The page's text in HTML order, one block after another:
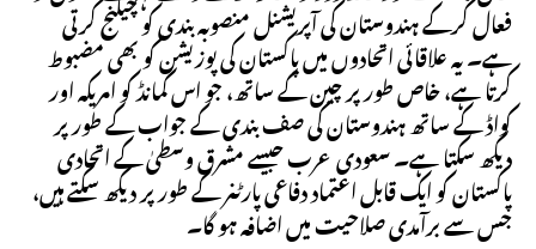
فعال کرکے ہندوستان کی آپریشنل منصوبہ بندی کو چیلنج کرتی
ہے۔ یہ علاقائی اتحادوں میں پاکستان کی پوزیشن کو بھی مضبوط
کرتا ہے، خاص طور پر چین کے ساتھ، جو اس کمانڈ کو امریکہ اور
کواڈ کے ساتھ ہندوستان کی صف بندی کے جواب کے طور پر
دیکھ سکتا ہے۔ سعودی عرب جیسے مشرق وسطیٰ کے اتحادی
پاکستان کو ایک قابل اعتماد دفاعی پارٹنر کے طور پر دیکھ سکتے ہیں،
جس سے برآمدی صلاحیت میں اضافہ ہو گا۔